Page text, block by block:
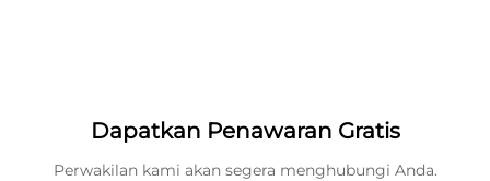
Dapatkan Penawaran Gratis
Perwakilan kami akan segera menghubungi Anda.